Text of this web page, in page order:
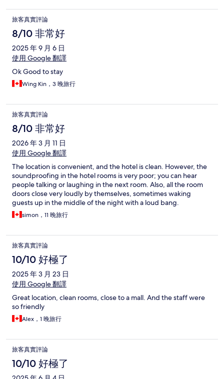
旅客真實評論
8/10 非常好
2025 年 9 月 6 日
使用 Google 翻譯
Ok Good to stay
Wing Kin，3 晚旅行
旅客真實評論
8/10 非常好
2026 年 3 月 11 日
使用 Google 翻譯
The location is convenient, and the hotel is clean. However, the
soundproofing in the hotel rooms is very poor; you can hear
people talking or laughing in the next room. Also, all the room
doors close very loudly by themselves, sometimes waking
guests up in the middle of the night with a loud bang.
simon，11 晚旅行
旅客真實評論
10/10 好極了
2025 年 3 月 23 日
使用 Google 翻譯
Great location, clean rooms, close to a mall. And the staff were
so friendly
Alex，1 晚旅行
旅客真實評論
10/10 好極了